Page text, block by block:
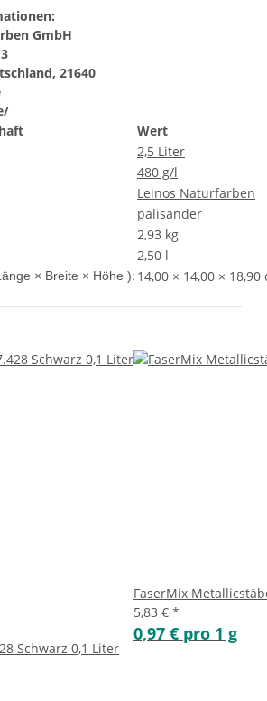
GmbH
21640
Wert
2,5 Liter
480 g/l
Leinos Naturfarben
palisander
2,93 kg
2,50 l
× Breite × Höhe ): 14,00 × 14,00 × 18,90
Schwarz 0,1 Liter
FaserMix
5,83 € *
0,97 € pro 1 g